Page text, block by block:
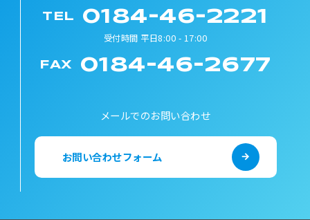
TEL 0184-46-2221
受付時間 平日8:00 - 17:00
FAX 0184-46-2677
メールでのお問い合わせ
お問い合わせフォーム